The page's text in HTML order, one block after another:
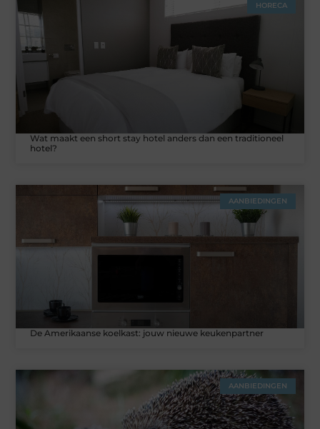
HORECA
Wat maakt een short stay hotel anders dan een traditioneel
hotel?
AANBIEDINGEN
De Amerikaanse koelkast: jouw nieuwe keukenpartner
AANBIEDINGEN